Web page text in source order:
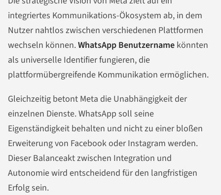
integriertes Kommunikations-Ökosystem ab, in dem
Nutzer nahtlos zwischen verschiedenen Plattformen
wechseln können.WhatsApp Benutzername könnten
als universelle Identifier fungieren, die
plattformübergreifende Kommunikation ermöglichen.
Gleichzeitig betont Meta die Unabhängigkeit der
einzelnen Dienste. WhatsApp soll seine
Eigenständigkeit behalten und nicht zu einer bloßen
Erweiterung von Facebook oder Instagram werden.
Dieser Balanceakt zwischen Integration und
Autonomie wird entscheidend für den langfristigen
Erfolg sein.